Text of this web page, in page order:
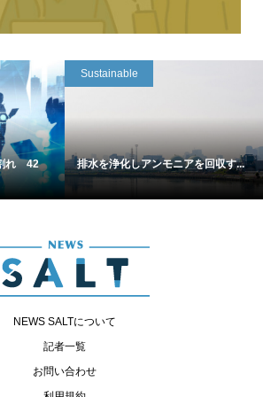
れ 42
Sustainable
排水を浄化しアンモニアを回収す...
NEWS SALTについて
記者一覧
お問い合わせ